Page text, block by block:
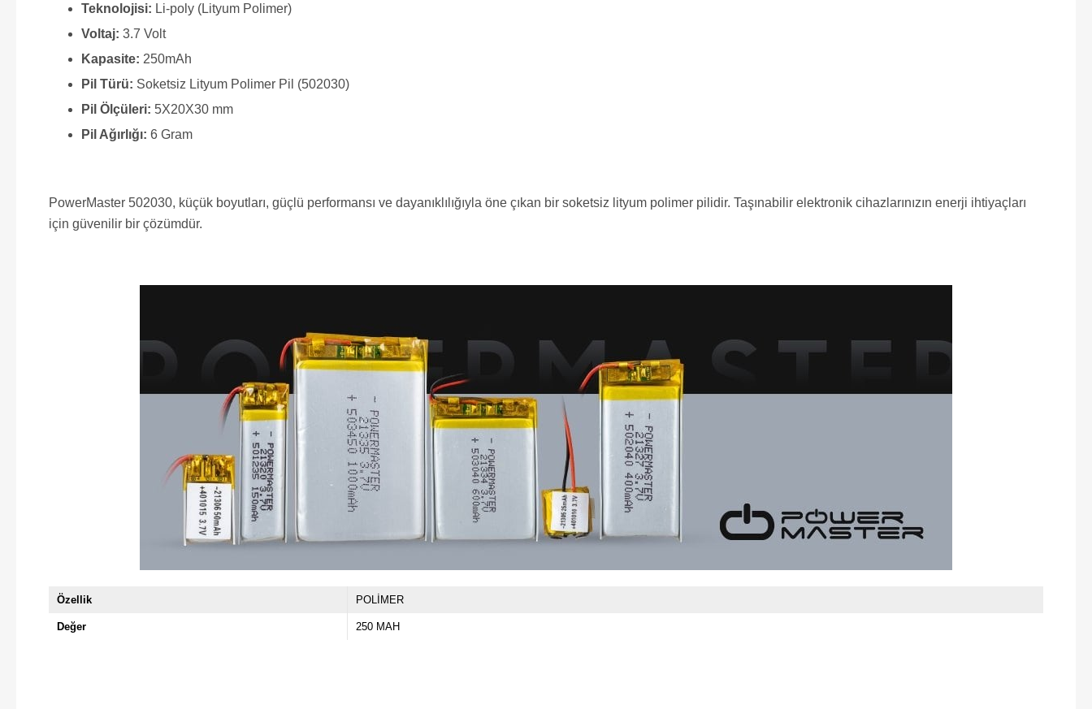
Teknolojisi: Li-poly (Lityum Polimer)
Voltaj: 3.7 Volt
Kapasite: 250mAh
Pil Türü: Soketsiz Lityum Polimer Pil (502030)
Pil Ölçüleri: 5X20X30 mm
Pil Ağırlığı: 6 Gram
PowerMaster 502030, küçük boyutları, güçlü performansı ve dayanıklılığıyla öne çıkan bir soketsiz lityum polimer pilidir. Taşınabilir elektronik cihazlarınızın enerji ihtiyaçları
için güvenilir bir çözümdür.
Özellik POLİMER
Değer 250 MAH